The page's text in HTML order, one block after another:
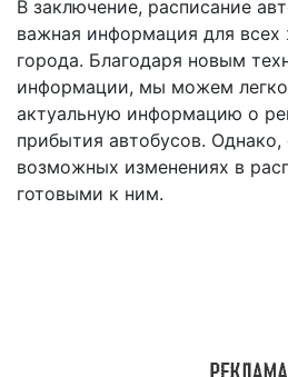
В заключение, расписание
важная информация для всех
города. Благодаря новым
информации, мы можем легко
актуальную информацию о
прибытия автобусов.
возможных изменениях в
готовыми к ним.